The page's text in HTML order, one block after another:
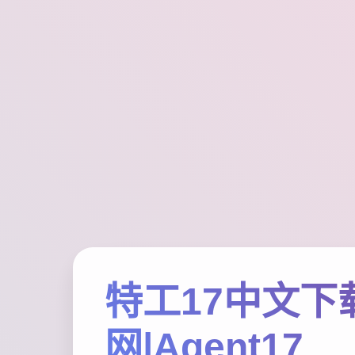
特工17中文下
网|Agent17